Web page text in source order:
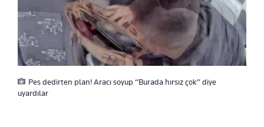
Pes dedirten plan! Aracı soyup “Burada hırsız çok” diye
uyardılar